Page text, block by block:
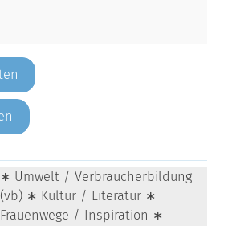
∗ Umwelt / Verbraucherbildung
(vb) ∗ Kultur / Literatur ∗
Frauenwege / Inspiration ∗